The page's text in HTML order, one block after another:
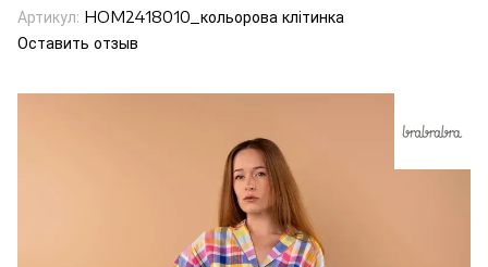
Артикул: HOM2418010_кольорова клітинка
Оставить отзыв